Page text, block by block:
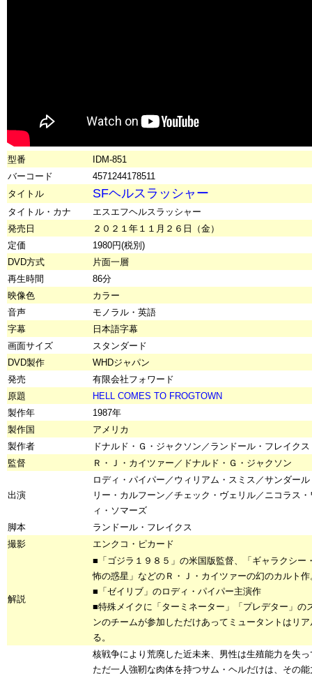
型番
IDM-851
バーコード
4571244178511
タイトル
SFヘルスラッシャー
タイトル・カナ
エスエフヘルスラッシャー
発売日
２０２１年１１月２６日（金）
定価
1980円(税別)
DVD方式
片面一層
再生時間
86分
映像色
カラー
音声
モノラル・英語
字幕
日本語字幕
画面サイズ
スタンダード
DVD製作
WHDジャパン
発売
有限会社フォワード
原題
HELL COMES TO FROGTOWN
製作年
1987年
製作国
アメリカ
製作者
ドナルド・Ｇ・ジャクソン／ランドール・フレイクス
監督
Ｒ・Ｊ・カイツァー／ドナルド・Ｇ・ジャクソン
出演
ロディ・パイパー／ウィリアム・スミス／サンダー
リー・カルフーン／チェック・ヴェリル／ニコラス
ィ・ソマーズ
脚本
ランドール・フレイクス
撮影
エンクコ・ピカード
解説
■「ゴジラ１９８５」の米国版監督、「ギャラクシー
怖の惑星」などのＲ・Ｊ・カイツァーの幻のカルト作
■「ゼイリブ」のロディ・パイパー主演作
■特殊メイクに「ターミネーター」「プレデター」の
ンのチームが参加しただけあってミュータントはリ
る。
核戦争により荒廃した近未来、男性は生殖能力を失
ただ一人強靭な肉体を持つサム・ヘルだけは、その